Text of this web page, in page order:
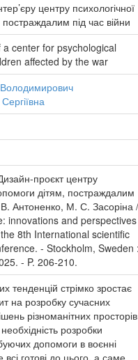
центру психологічної
під час війни
center for psychological
affected by the war
проєкт центру
дітям, постраждалим
В. Антоненко, М. С. Засоріна
innovations and perspectives
8th International scientific
- Stockholm, Sweden
- P. 206-210.
тенденцій стрімко зростає
на розробку сучасних
різноманітних
розробки
допомоги в воєнні
всі готові до цього, а саме